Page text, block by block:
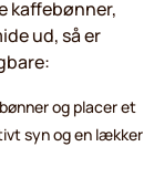
kaffebønner,
ud, så er
og placer et
syn og en lækker